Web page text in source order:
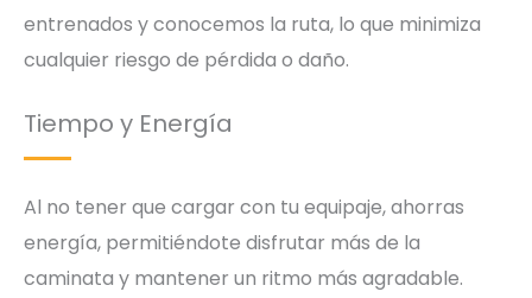
entrenados y conocemos la ruta, lo que minimiza
cualquier riesgo de pérdida o daño.
Tiempo y Energía
Al no tener que cargar con tu equipaje, ahorras
energía, permitiéndote disfrutar más de la
caminata y mantener un ritmo más agradable.